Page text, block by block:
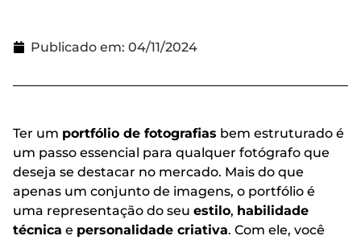
Publicado em: 04/11/2024
Ter um portfólio de fotografias bem estruturado é
um passo essencial para qualquer fotógrafo que
deseja se destacar no mercado. Mais do que
apenas um conjunto de imagens, o portfólio é
uma representação do seu estilo, habilidade
técnica e personalidade criativa. Com ele, você